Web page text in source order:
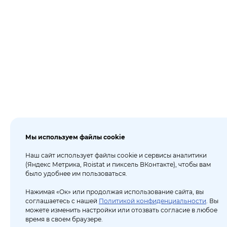
Мы используем файлы cookie
Наш сайт использует файлы cookie и сервисы аналитики
(Яндекс Метрика, Roistat и пиксель ВКонтакте), чтобы вам
было удобнее им пользоваться.
Нажимая «Ок» или продолжая использование сайта, вы
соглашаетесь с нашей Политикой конфиденциальности. Вы
можете изменить настройки или отозвать согласие в любое
время в своем браузере.